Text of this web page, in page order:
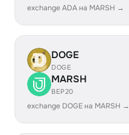
exchange ADA на MARSH →
DOGE
DOGE
MARSH
BEP20
exchange DOGE на MARSH →